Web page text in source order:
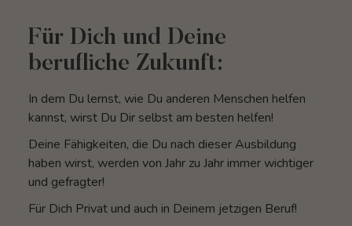
Für Dich und Deine
berufliche Zukunft:
In dem Du lernst, wie Du anderen Menschen helfen
kannst, wirst Du Dir selbst am besten helfen!
Deine Fähigkeiten, die Du nach dieser Ausbildung
haben wirst, werden von Jahr zu Jahr immer wichtiger
und gefragter!
Für Dich Privat und auch in Deinem jetzigen Beruf!